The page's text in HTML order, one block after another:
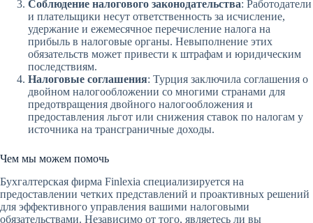
Соблюдение налогового законодательства: Работодатели
и плательщики несут ответственность за исчисление,
удержание и ежемесячное перечисление налога на
прибыль в налоговые органы. Невыполнение этих
обязательств может привести к штрафам и юридическим
последствиям.
Налоговые соглашения: Турция заключила соглашения о
двойном налогообложении со многими странами для
предотвращения двойного налогообложения и
предоставления льгот или снижения ставок по налогам у
источника на трансграничные доходы.
Чем мы можем помочь
Бухгалтерская фирма Finlexia специализируется на
предоставлении четких представлений и проактивных решений
для эффективного управления вашими налоговыми
обязательствами. Независимо от того, являетесь ли вы